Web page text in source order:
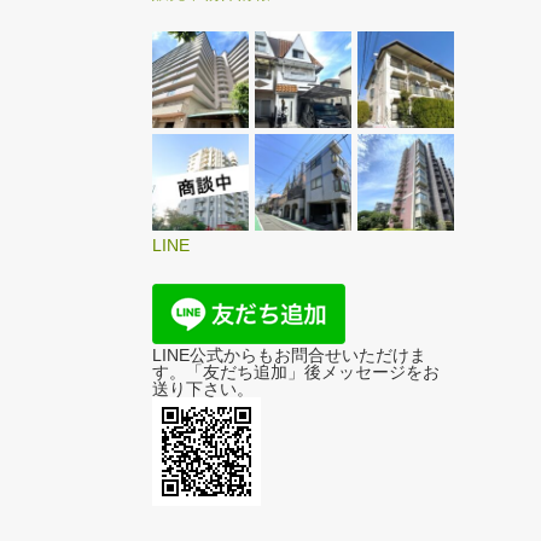
LINE
LINE公式からもお問合せいただけま
す。「友だち追加」後メッセージをお
送り下さい。